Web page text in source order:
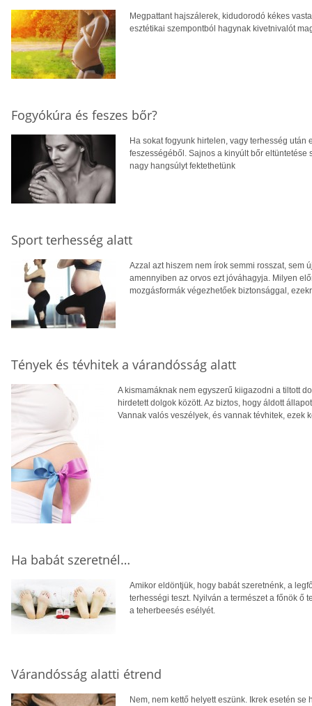
Megpattant hajszálerek, kidudorodó kékes
esztétikai szempontból hagynak kivetnivalót
Fogyókúra és feszes bőr?
Ha sokat fogyunk hirtelen, vagy terhesség
feszességéből. Sajnos a kinyúlt bőr
nagy hangsúlyt fektethetünk
Sport terhesség alatt
Azzal azt hiszem nem írok semmi rosszat, sem
amennyiben az orvos ezt jóváhagyja. Milyen
mozgásformák végezhetőek biztonsággal,
Tények és tévhitek a várandósság alatt
A kismamáknak nem egyszerű kiigazodni a tiltott
hirdetett dolgok között. Az biztos, hogy áldott
Vannak valós veszélyek, és vannak tévhitek, ezek
Ha babát szeretnél…
Amikor eldöntjük, hogy babát szeretnénk, a
terhességi teszt. Nyilván a természet a főnök ő
a teherbeesés esélyét.
Várandósság alatti étrend
Nem, nem kettő helyett eszünk. Ikrek esetén